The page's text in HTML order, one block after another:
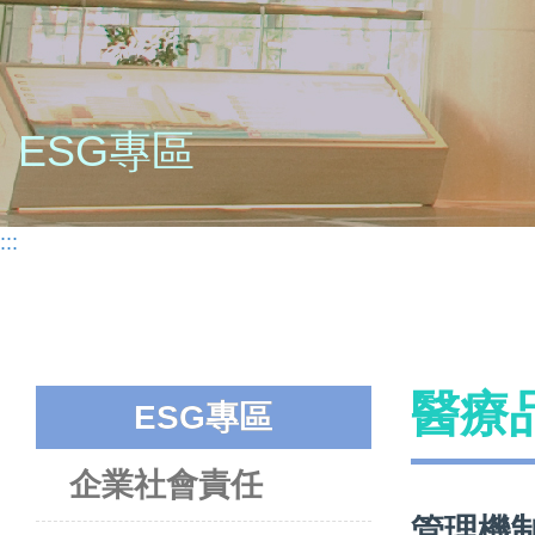
ESG專區
:::
ESG專區
企業社會責任
醫療